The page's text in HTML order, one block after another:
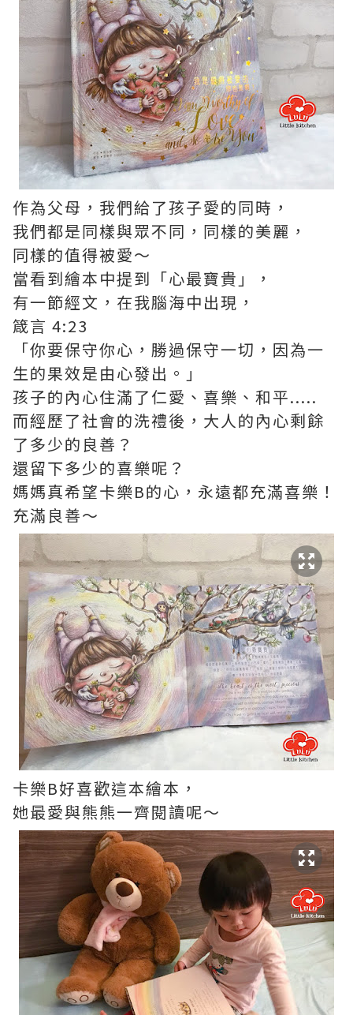
作為父母，我們給了孩子愛的同時，
我們都是同樣與眾不同，同樣的美麗，
同樣的值得被愛～
當看到繪本中提到「心最寶貴」，
有一節經文，在我腦海中出現，
箴言 4:23
「你要保守你心，勝過保守一切，因為一
生的果效是由心發出。」
孩子的內心住滿了仁愛、喜樂、和平.....
而經歷了社會的洗禮後，大人的內心剩餘
了多少的良善？
還留下多少的喜樂呢？
媽媽真希望卡樂B的心，永遠都充滿喜樂！
充滿良善～
卡樂B好喜歡這本繪本，
她最愛與熊熊一齊閱讀呢～